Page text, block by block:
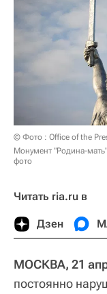
© Фото : Office of the
Монумент "Родина-
фото
Читать ria.ru в
Дзен
МОСКВА, 21
постоянно